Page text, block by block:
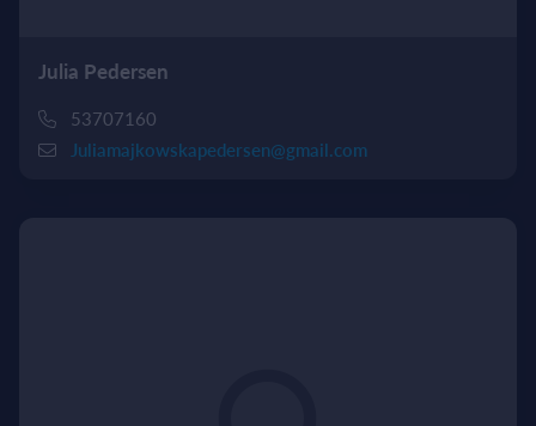
Julia Pedersen
53707160
Juliamajkowskapedersen@gmail.com